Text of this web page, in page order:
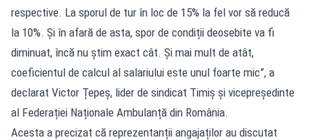
respective. La sporul de tur în loc de 15% la fel vor să reducă
la 10%. Și în afară de asta, spor de condiții deosebite va fi
diminuat, încă nu știm exact cât. Și mai mult de atât,
coeficientul de calcul al salariului este unul foarte mic”, a
declarat Victor Țepeș, lider de sindicat Timiș și vicepreședinte
al Federației Naționale Ambulanță din România.
Acesta a precizat că reprezentanții angajaților au discutat